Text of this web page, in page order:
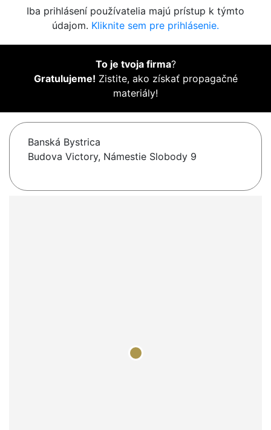
Iba prihlásení používatelia majú prístup k týmto
údajom. Kliknite sem pre prihlásenie.
To je tvoja firma?
Gratulujeme! Zistite, ako získať propagačné
materiály!
Banská Bystrica
Budova Victory, Námestie Slobody 9